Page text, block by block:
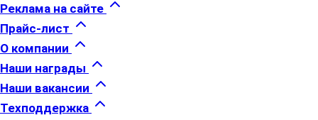
Реклама на сайте
Прайс-лист
О компании
Наши награды
Наши вакансии
Техподдержка